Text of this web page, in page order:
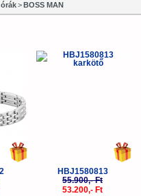
> BOSS MAN
-5%
HBJ1580813
55.900,- Ft
53.200,- Ft